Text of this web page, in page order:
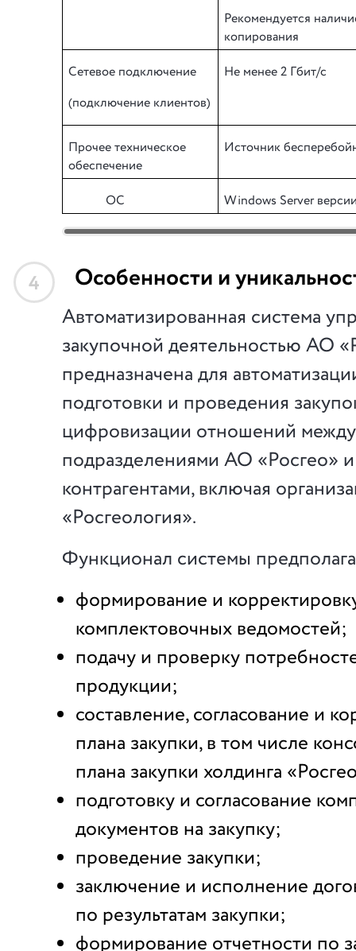
Рекомендуется
копирования
Сетевое подключение
(подключение клиентов)
Не менее 2 Гбит/с
Прочее техническое
обеспечение
Источник
ОС Windows Server
4 Особенности и
Автоматизированная система
закупочной деятельностью АО
предназначена для
подготовки и проведения
цифровизации отношений между
подразделениями АО «Росгео»
контрагентами, включая
«Росгеология».
Функционал системы
формирование и
комплектовочных ведомостей;
подачу и проверку
продукции;
составление, согласование и
плана закупки, в том числе
плана закупки холдинга
подготовку и согласование
документов на закупку;
проведение закупки;
заключение и исполнение
по результатам закупки;
формирование отчетности по